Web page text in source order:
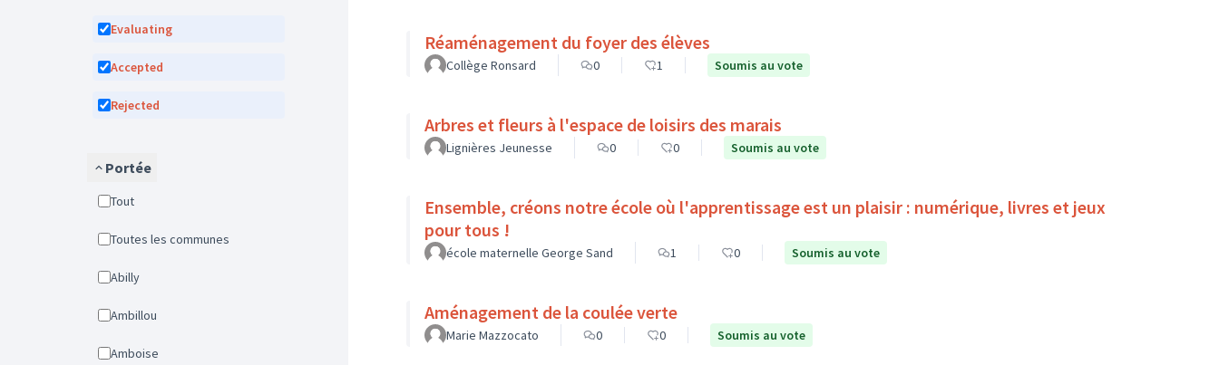
Evaluating
Accepted
Rejected
Portée
Tout
Toutes les communes
Abilly
Ambillou
Amboise
Réaménagement du foyer des élèves
Collège Ronsard 0 1 Soumis au vote
Arbres et fleurs à l'espace de loisirs des marais
Lignières Jeunesse 0 0 Soumis au vote
Ensemble, créons notre école où l'apprentissage est un plaisir : numérique, livres et jeux
pour tous !
école maternelle George Sand 1 0 Soumis au vote
Aménagement de la coulée verte
Marie Mazzocato 0 0 Soumis au vote